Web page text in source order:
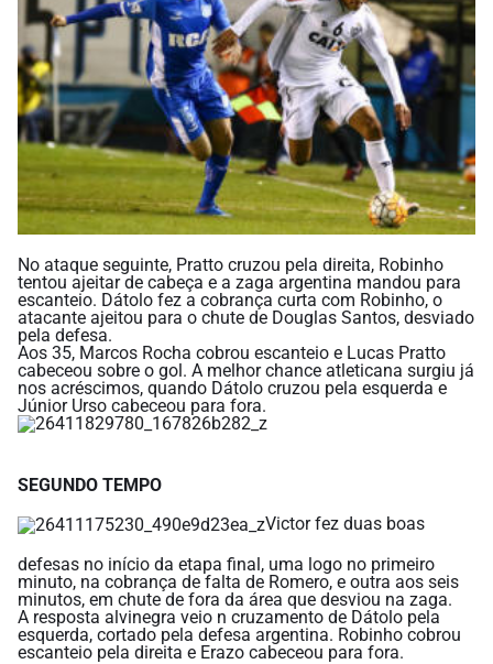
No ataque seguinte, Pratto cruzou pela direita, Robinho
tentou ajeitar de cabeça e a zaga argentina mandou para
escanteio. Dátolo fez a cobrança curta com Robinho, o
atacante ajeitou para o chute de Douglas Santos, desviado
pela defesa.
Aos 35, Marcos Rocha cobrou escanteio e Lucas Pratto
cabeceou sobre o gol. A melhor chance atleticana surgiu já
nos acréscimos, quando Dátolo cruzou pela esquerda e
Júnior Urso cabeceou para fora.
SEGUNDO TEMPO
Victor fez duas boas
defesas no início da etapa final, uma logo no primeiro
minuto, na cobrança de falta de Romero, e outra aos seis
minutos, em chute de fora da área que desviou na zaga.
A resposta alvinegra veio n cruzamento de Dátolo pela
esquerda, cortado pela defesa argentina. Robinho cobrou
escanteio pela direita e Erazo cabeceou para fora.